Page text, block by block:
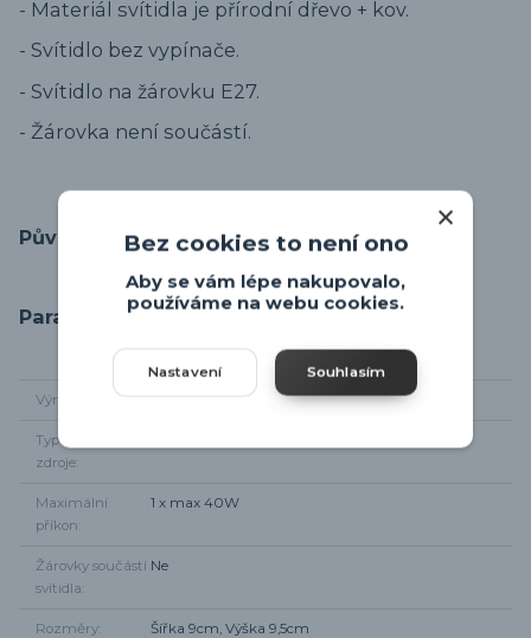
- Materiál svítidla je přírodní dřevo + kov.
- Svítidlo bez vypínače.
- Svítidlo na žárovku E27.
- Žárovka není součástí.
Původ zboží
Parametry
Výrobce
Typ světelného
zdroje
Maximální
příkon
1 x max 40W
Žárovky součástí
svítidla
Ne
Rozměry Šířka 9cm, Výška 9,5cm
Bez cookies to není ono
Aby se vám lépe nakupovalo,
používáme na webu cookies.
Nastavení Souhlasím